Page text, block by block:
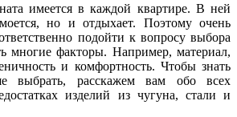
имеется в каждой квартире. В ней
но и отдыхает. Поэтому очень
подойти к вопросу выбора
многие факторы. Например, материал,
и комфортность. Чтобы знать
выбрать, расскажем вам обо всех
изделий из чугуна, стали и